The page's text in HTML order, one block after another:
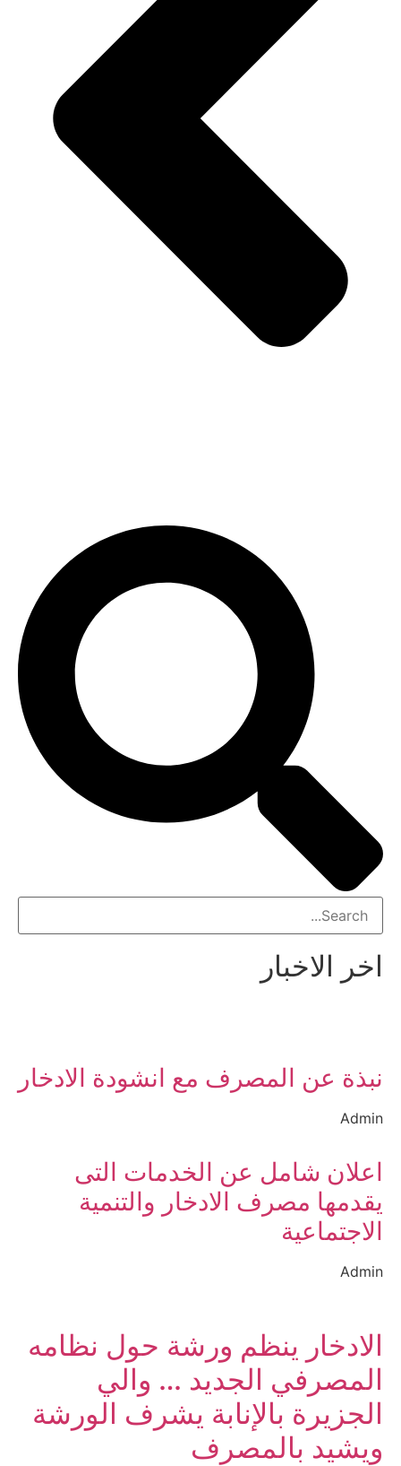
اخر الاخبار
نبذة عن المصرف مع انشودة الادخار
Admin
اعلان شامل عن الخدمات التى
يقدمها مصرف الادخار والتنمية
الاجتماعية
Admin
الادخار ينظم ورشة حول نظامه
المصرفي الجديد … والي
الجزيرة بالإنابة يشرف الورشة
ويشيد بالمصرف